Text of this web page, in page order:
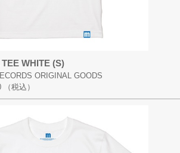
WHITE (S)
ORIGINAL GOODS
（税込）